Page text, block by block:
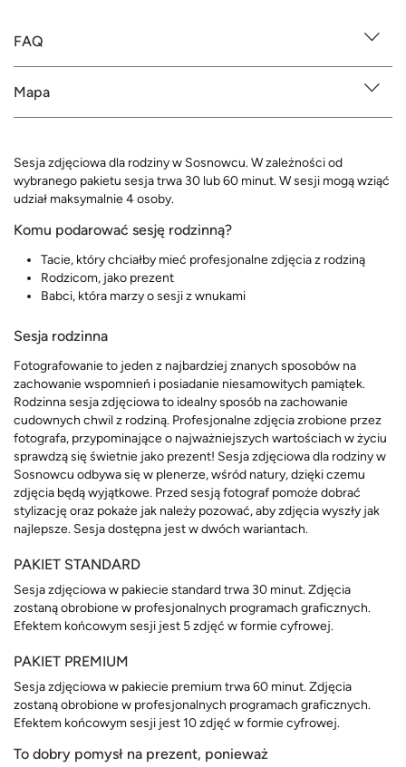
FAQ
Mapa
Sesja zdjęciowa dla rodziny w Sosnowcu. W zależności od
wybranego pakietu sesja trwa 30 lub 60 minut. W sesji mogą wziąć
udział maksymalnie 4 osoby.
Komu podarować sesję rodzinną?
Tacie, który chciałby mieć profesjonalne zdjęcia z rodziną
Rodzicom, jako prezent
Babci, która marzy o sesji z wnukami
Sesja rodzinna
Fotografowanie to jeden z najbardziej znanych sposobów na
zachowanie wspomnień i posiadanie niesamowitych pamiątek.
Rodzinna sesja zdjęciowa to idealny sposób na zachowanie
cudownych chwil z rodziną. Profesjonalne zdjęcia zrobione przez
fotografa, przypominające o najważniejszych wartościach w życiu
sprawdzą się świetnie jako prezent! Sesja zdjęciowa dla rodziny w
Sosnowcu odbywa się w plenerze, wśród natury, dzięki czemu
zdjęcia będą wyjątkowe. Przed sesją fotograf pomoże dobrać
stylizację oraz pokaże jak należy pozować, aby zdjęcia wyszły jak
najlepsze. Sesja dostępna jest w dwóch wariantach.
PAKIET STANDARD
Sesja zdjęciowa w pakiecie standard trwa 30 minut. Zdjęcia
zostaną obrobione w profesjonalnych programach graficznych.
Efektem końcowym sesji jest 5 zdjęć w formie cyfrowej.
PAKIET PREMIUM
Sesja zdjęciowa w pakiecie premium trwa 60 minut. Zdjęcia
zostaną obrobione w profesjonalnych programach graficznych.
Efektem końcowym sesji jest 10 zdjęć w formie cyfrowej.
To dobry pomysł na prezent, ponieważ